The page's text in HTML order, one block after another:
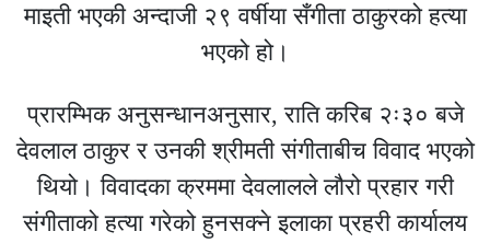
माइती भएकी अन्दाजी २९ वर्षीया सँगीता ठाकुरको हत्या
भएको हो।
प्रारम्भिक अनुसन्धानअनुसार, राति करिब २ः३० बजे
देवलाल ठाकुर र उनकी श्रीमती संगीताबीच विवाद भएको
थियो। विवादका क्रममा देवलालले लौरो प्रहार गरी
संगीताको हत्या गरेको हुनसक्ने इलाका प्रहरी कार्यालय